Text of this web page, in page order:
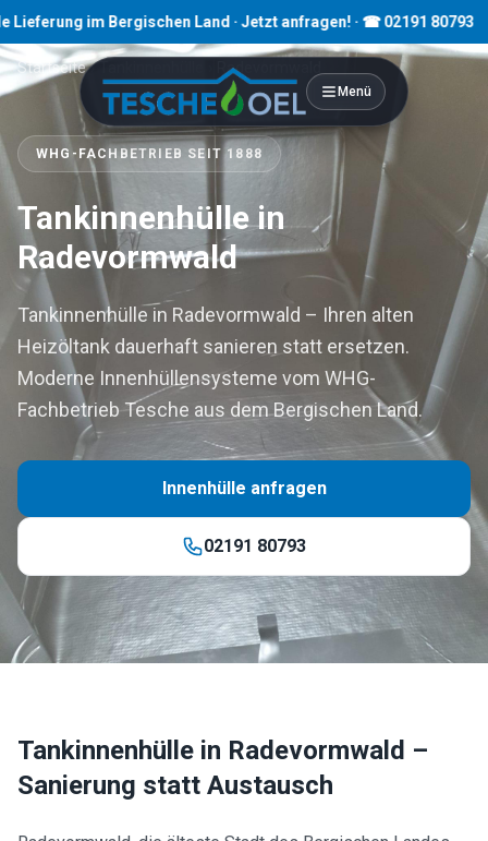
im Bergischen Land · Jetzt anfragen! · ☎ 02191 80793
Menü
Startseite › Radevormwald
WHG-FACHBETRIEB SEIT 1888
Tankinnenhülle in
Radevormwald
Tankinnenhülle in Radevormwald – Ihren alten
Heizöltank dauerhaft sanieren statt ersetzen.
Moderne Innenhüllensysteme vom WHG-
Fachbetrieb Tesche aus dem Bergischen Land.
Innenhülle anfragen
02191 80793
Tankinnenhülle in Radevormwald –
Sanierung statt Austausch